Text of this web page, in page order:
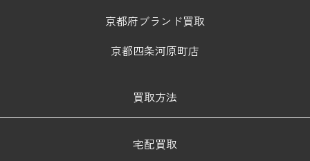
京都府ブランド買取
京都四条河原町店
買取方法
宅配買取